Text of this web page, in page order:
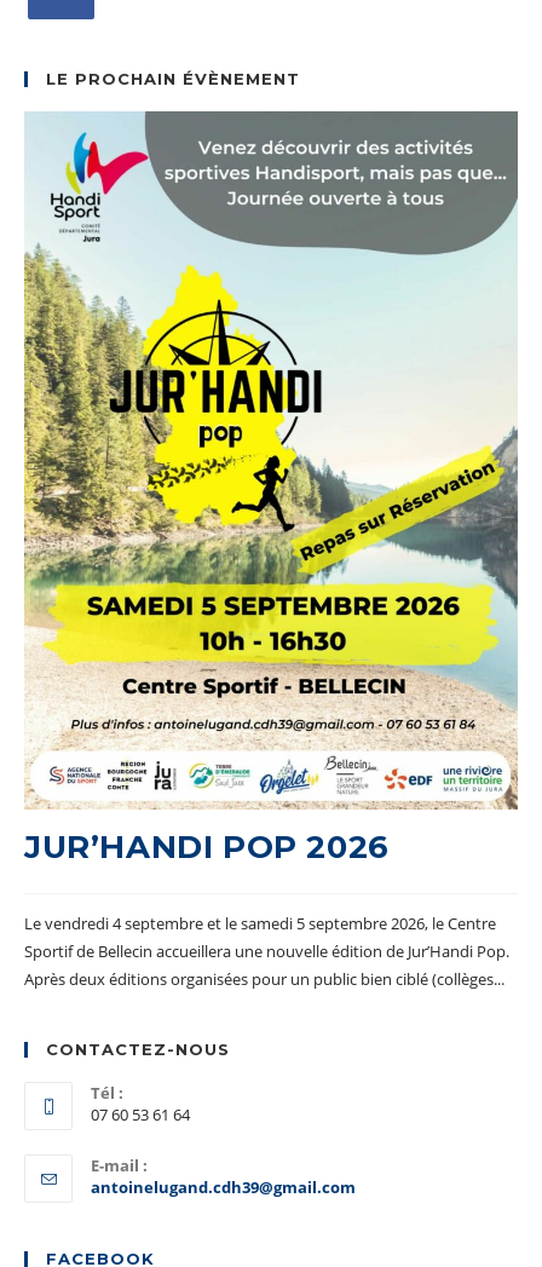
un
onglet
LE PROCHAIN ÉVÈNEMENT
JUR’HANDI POP 2026
Le vendredi 4 septembre et le samedi 5 septembre 2026, le Centre
Sportif de Bellecin accueillera une nouvelle édition de Jur’Handi Pop.
Après deux éditions organisées pour un public bien ciblé (collèges...
CONTACTEZ-NOUS
Tél :
07 60 53 61 64
E-mail :
antoinelugand.cdh39@gmail.com
FACEBOOK